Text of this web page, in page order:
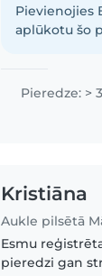
Юрмале. Несмотря на мой
возраст, опыт
Pievienojies
aplūkotu šo
Pieredze: >
Kristiāna
Aukle pilsētā
Esmu
pieredzi gan